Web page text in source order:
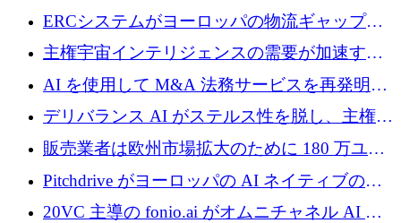
Aavuus が、スペースデブリ追跡に取り組むプ
レシード資金を獲得
ERCシステムがヨーロッパの物流ギャップを
埋めるために設計された重量物運搬用eVTOL
であるVictorを発表
主権宇宙インテリジェンスの需要が加速する
中、ICEYEは評価額100億ユーロ以上で4億
5,000万ユーロを調達
AI を使用して M&A 法務サービスを再発明す
るために 110 万ユーロを適切に確保
デリバランス AI がステルス性を脱し、主権の
あるエンタープライズ AI を強化
販売業者は欧州市場拡大のために 180 万ユー
ロを確保
Pitchdrive がヨーロッパの AI ネイティブの創
業者を支援するために 6,000 万ユーロを調達
20VC 主導の fonio.ai がオムニチャネル AI プ